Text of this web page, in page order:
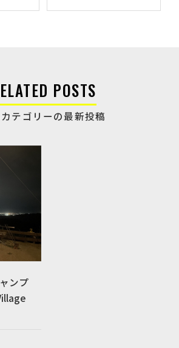
POSTS
テゴリーの最新投稿
ンプ